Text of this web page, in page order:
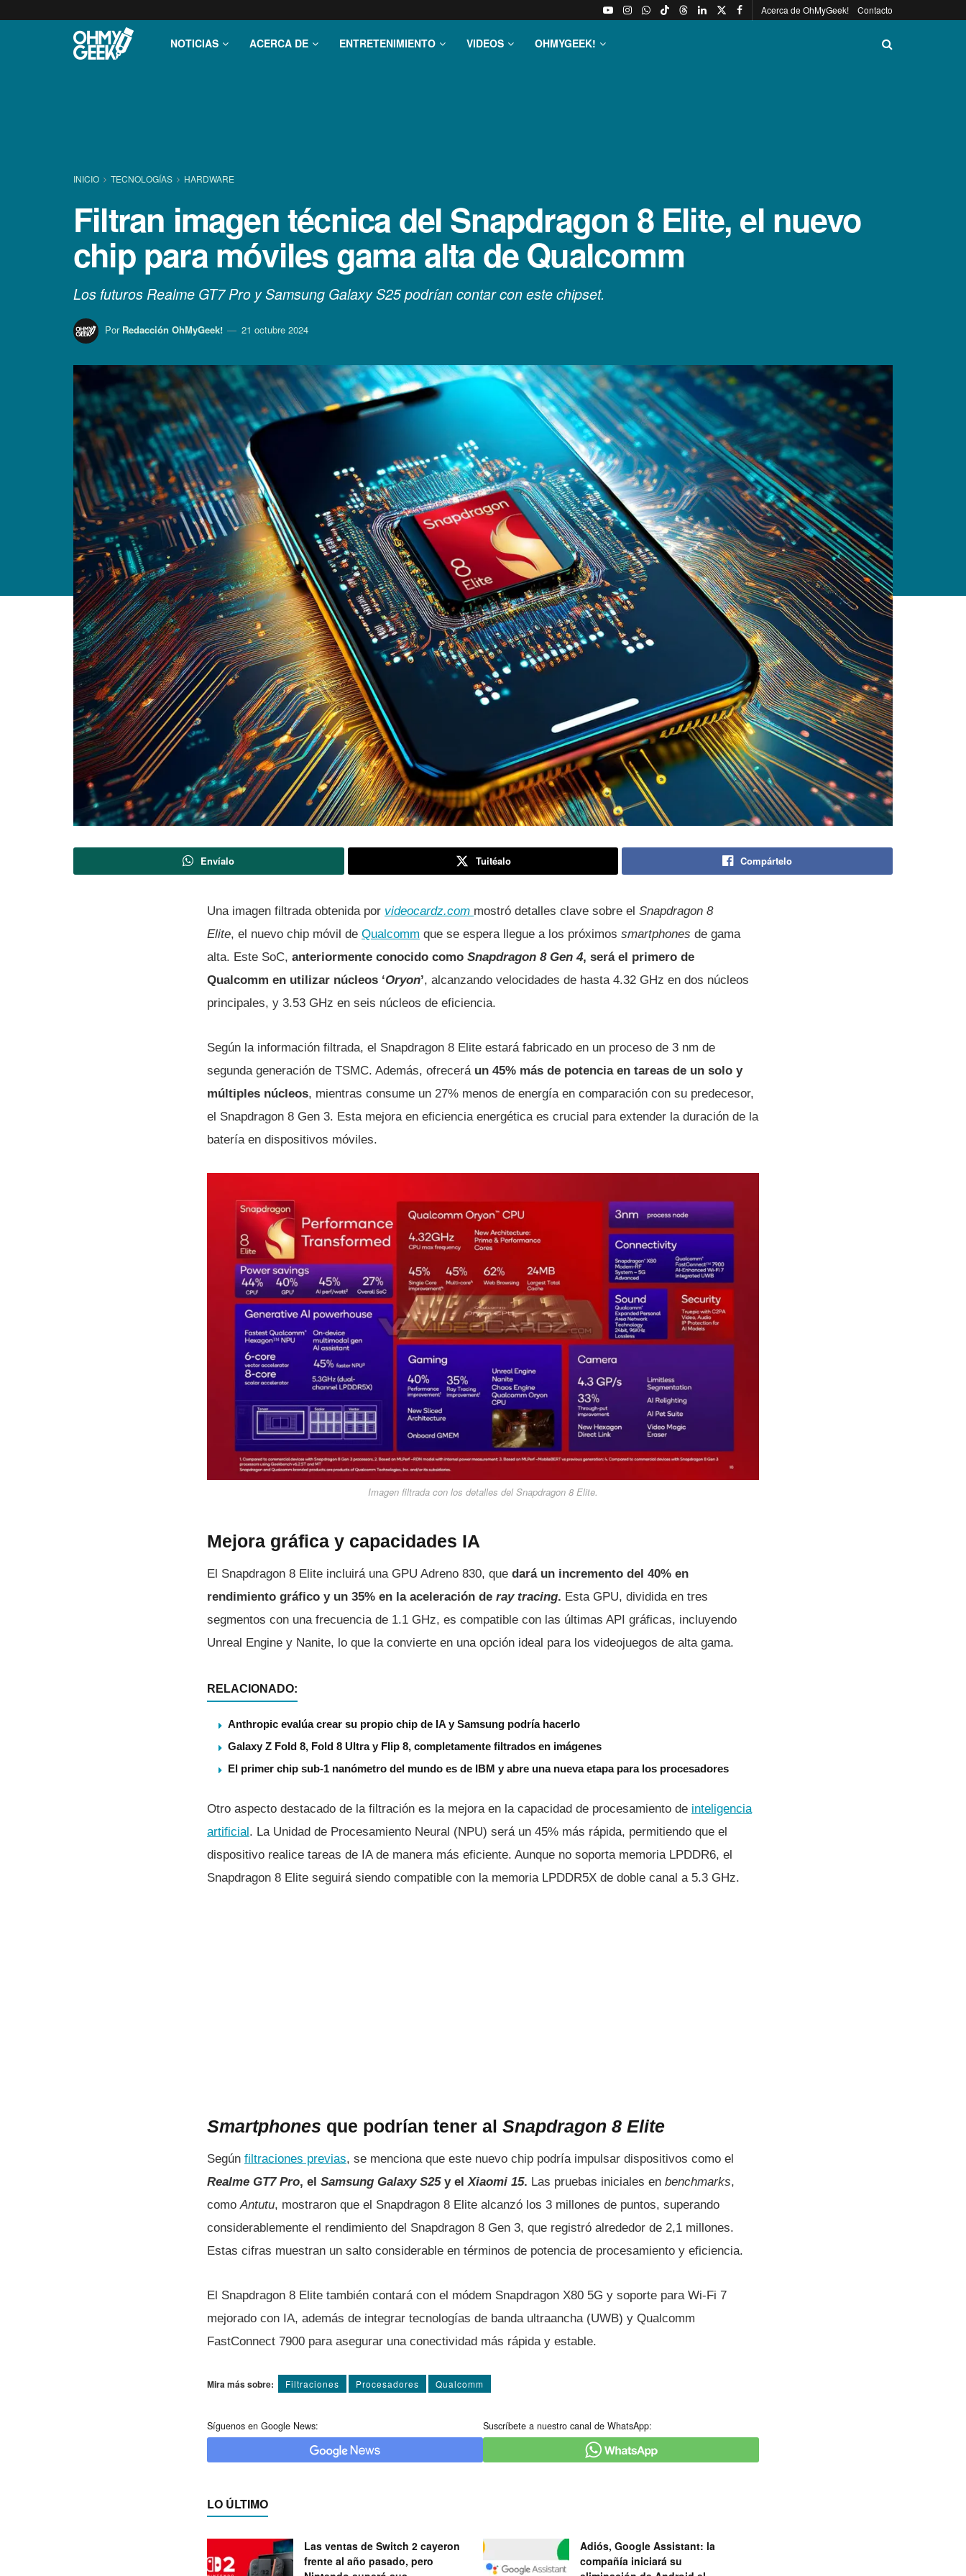
Acerca de OhMyGeek! Contacto
NOTICIAS ACERCA DE ENTRETENIMIENTO VIDEOS OHMYGEEK!
INICIO TECNOLOGÍ­AS HARDWARE
Filtran imagen técnica del Snapdragon 8 Elite, el nuevo
chip para móviles gama alta de Qualcomm
Los futuros Realme GT7 Pro y Samsung Galaxy S25 podrían contar con este chipset.
Por Redacción OhMyGeek! 21 octubre 2024
Envíalo Tuitéalo Compártelo
Una imagen filtrada obtenida por videocardz.com mostró detalles clave sobre el Snapdragon 8
Elite, el nuevo chip móvil de Qualcomm que se espera llegue a los próximos smartphones de gama
alta. Este SoC, anteriormente conocido como Snapdragon 8 Gen 4, será el primero de
Qualcomm en utilizar núcleos ‘Oryon’, alcanzando velocidades de hasta 4.32 GHz en dos núcleos
principales, y 3.53 GHz en seis núcleos de eficiencia.
Según la información filtrada, el Snapdragon 8 Elite estará fabricado en un proceso de 3 nm de
segunda generación de TSMC. Además, ofrecerá un 45% más de potencia en tareas de un solo y
múltiples núcleos, mientras consume un 27% menos de energía en comparación con su predecesor,
el Snapdragon 8 Gen 3. Esta mejora en eficiencia energética es crucial para extender la duración de la
batería en dispositivos móviles.
Imagen filtrada con los detalles del Snapdragon 8 Elite.
Mejora gráfica y capacidades IA
El Snapdragon 8 Elite incluirá una GPU Adreno 830, que dará un incremento del 40% en
rendimiento gráfico y un 35% en la aceleración de ray tracing. Esta GPU, dividida en tres
segmentos con una frecuencia de 1.1 GHz, es compatible con las últimas API gráficas, incluyendo
Unreal Engine y Nanite, lo que la convierte en una opción ideal para los videojuegos de alta gama.
RELACIONADO:
Anthropic evalúa crear su propio chip de IA y Samsung podría hacerlo
Galaxy Z Fold 8, Fold 8 Ultra y Flip 8, completamente filtrados en imágenes
El primer chip sub-1 nanómetro del mundo es de IBM y abre una nueva etapa para los procesadores
Otro aspecto destacado de la filtración es la mejora en la capacidad de procesamiento de inteligencia
artificial. La Unidad de Procesamiento Neural (NPU) será un 45% más rápida, permitiendo que el
dispositivo realice tareas de IA de manera más eficiente. Aunque no soporta memoria LPDDR6, el
Snapdragon 8 Elite seguirá siendo compatible con la memoria LPDDR5X de doble canal a 5.3 GHz.
Smartphones que podrían tener al Snapdragon 8 Elite
Según filtraciones previas, se menciona que este nuevo chip podría impulsar dispositivos como el
Realme GT7 Pro, el Samsung Galaxy S25y elXiaomi 15. Las pruebas iniciales en benchmarks,
comoAntutu, mostraron que el Snapdragon 8 Elite alcanzó los 3 millones de puntos, superando
considerablemente el rendimiento del Snapdragon 8 Gen 3, que registró alrededor de 2,1 millones.
Estas cifras muestran un salto considerable en términos de potencia de procesamiento y eficiencia.
El Snapdragon 8 Elite también contará con el módem Snapdragon X80 5G y soporte para Wi-Fi 7
mejorado con IA, además de integrar tecnologías de banda ultraancha (UWB) y Qualcomm
FastConnect 7900 para asegurar una conectividad más rápida y estable.
Mira más sobre: Filtraciones Procesadores Qualcomm
Síguenos en Google News: Suscríbete a nuestro canal de WhatsApp:
LO ÚLTIMO
Las ventas de Switch 2 cayeron
frente al año pasado, pero
Adiós, Google Assistant: la
compañía iniciará su